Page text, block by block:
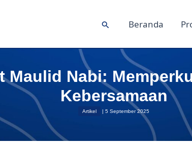
Cari Beranda
Maulid Nabi:
Kebersamaan
Artikel | 5 September 2025